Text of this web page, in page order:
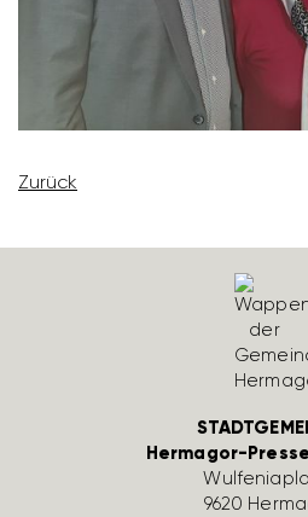
Zurück
Hermagor-
9620